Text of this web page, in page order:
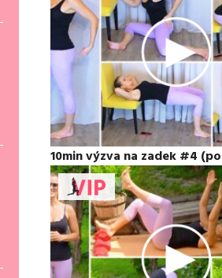
10min výzva na zadek #4